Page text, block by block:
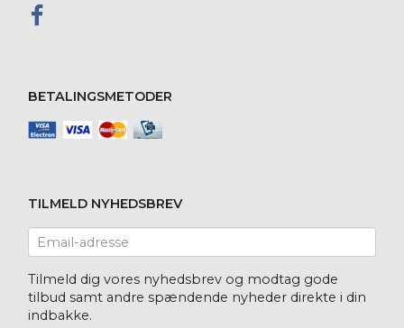
BETALINGSMETODER
TILMELD NYHEDSBREV
Email-
adresse
Tilmeld dig vores nyhedsbrev og modtag gode
tilbud samt andre spændende nyheder direkte i din
indbakke.